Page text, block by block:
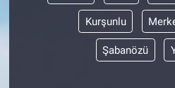
Kurşunlu
Şabanözü